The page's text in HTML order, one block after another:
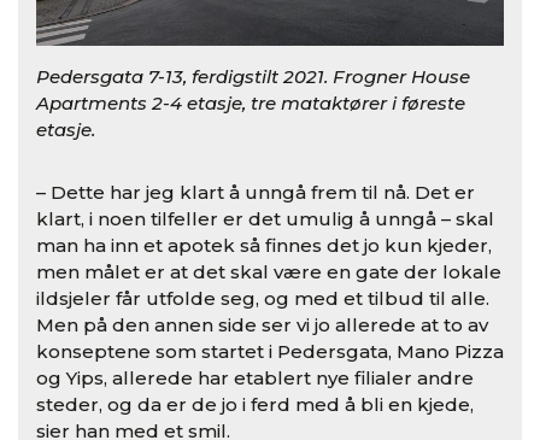
Pedersgata 7-13, ferdigstilt 2021. Frogner House
Apartments 2-4 etasje, tre mataktører i føreste
etasje.
– Dette har jeg klart å unngå frem til nå. Det er
klart, i noen tilfeller er det umulig å unngå – skal
man ha inn et apotek så finnes det jo kun kjeder,
men målet er at det skal være en gate der lokale
ildsjeler får utfolde seg, og med et tilbud til alle.
Men på den annen side ser vi jo allerede at to av
konseptene som startet i Pedersgata, Mano Pizza
og Yips, allerede har etablert nye filialer andre
steder, og da er de jo i ferd med å bli en kjede,
sier han med et smil.